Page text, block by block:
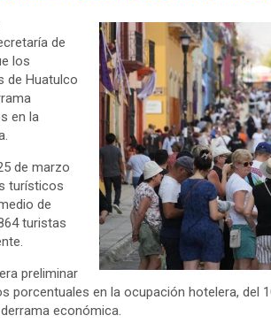
de
los
de Huatulco
en la
de marzo
turísticos
de
turistas
preliminar
porcentuales en la ocupación hotelera, del
económica.